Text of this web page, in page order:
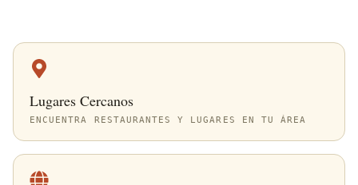
Lugares Cercanos
ENCUENTRA RESTAURANTES Y LUGARES EN TU ÁREA